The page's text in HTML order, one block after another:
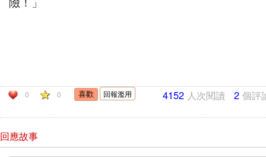
0 0 回報濫用 4152 人次閱讀 2 個評
回應故事